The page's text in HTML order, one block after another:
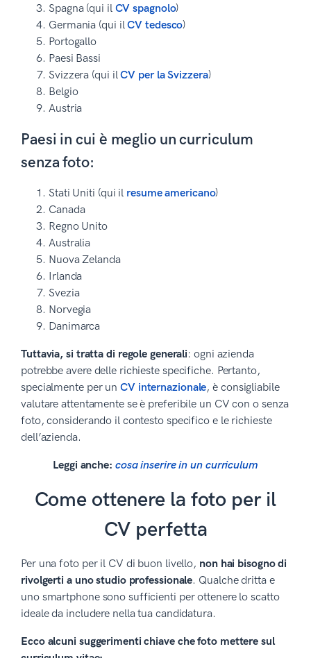
Spagna (qui il CV spagnolo)
Germania (qui ilCV tedesco)
Portogallo
Paesi Bassi
Svizzera (qui ilCV per la Svizzera)
Belgio
Austria
Paesi in cui è meglio un curriculum
senza foto:
Stati Uniti (qui il resume americano)
Canada
Regno Unito
Australia
Nuova Zelanda
Irlanda
Svezia
Norvegia
Danimarca
Tuttavia, si tratta di regole generali: ogni azienda
potrebbe avere delle richieste specifiche. Pertanto,
specialmente per un CV internazionale, è consigliabile
valutare attentamente se è preferibile un CV con o senza
foto, considerando il contesto specifico e le richieste
dell’azienda.
Leggi anche: cosa inserire in un curriculum
Come ottenere la foto per il
CV perfetta
Per una foto per il CV di buon livello, non hai bisogno di
rivolgerti a uno studio professionale. Qualche dritta e
uno smartphone sono sufficienti per ottenere lo scatto
ideale da includere nella tua candidatura.
Ecco alcuni suggerimenti chiave che foto mettere sul